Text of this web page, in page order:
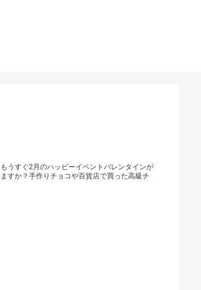
うすぐ2月のハッピーイベントバレンタインが
すか？手作りチョコや百貨店で買った高級チ